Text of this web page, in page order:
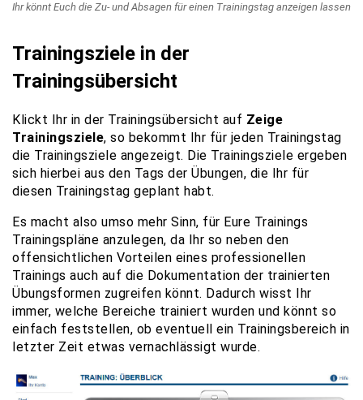
Ihr könnt Euch die Zu- und Absagen für einen Trainingstag anzeigen lassen
Trainingsziele in der
Trainingsübersicht
Klickt Ihr in der Trainingsübersicht auf Zeige
Trainingsziele, so bekommt Ihr für jeden Trainingstag
die Trainingsziele angezeigt. Die Trainingsziele ergeben
sich hierbei aus den Tags der Übungen, die Ihr für
diesen Trainingstag geplant habt.
Es macht also umso mehr Sinn, für Eure Trainings
Trainingspläne anzulegen, da Ihr so neben den
offensichtlichen Vorteilen eines professionellen
Trainings auch auf die Dokumentation der trainierten
Übungsformen zugreifen könnt. Dadurch wisst Ihr
immer, welche Bereiche trainiert wurden und könnt so
einfach feststellen, ob eventuell ein Trainingsbereich in
letzter Zeit etwas vernachlässigt wurde.